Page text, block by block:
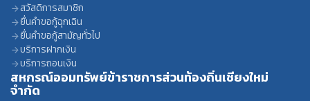
สวัสดิการสมาชิก
ยื่นคำขอกู้ฉุกเฉิน
ยื่นคำขอกู้สามัญทั่วไป
บริการฝากเงิน
บริการถอนเงิน
สหกรณ์ออมทรัพย์ข้าราชการส่วนท้องถิ่นเชียงใหม่
จำกัด